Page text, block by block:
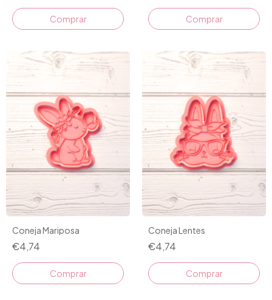
Comprar Comprar
Coneja Mariposa
€4,74
Comprar
Coneja Lentes
€4,74
Comprar